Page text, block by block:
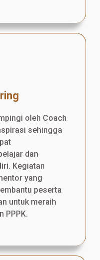
oleh Coach
sehingga
dan
Kegiatan
yang
peserta
untuk meraih
PPPK.